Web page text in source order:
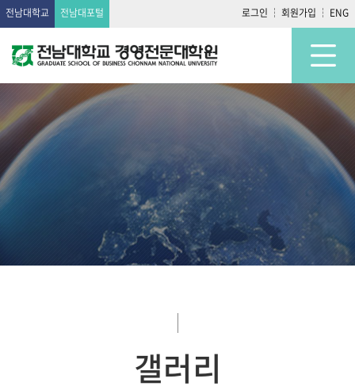
전남대학교 전남대포털 로그인 회원가입 ENG
갤러리